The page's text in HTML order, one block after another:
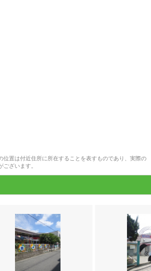
置は付近住所に所在することを表すものであり、実際の
ざいます。